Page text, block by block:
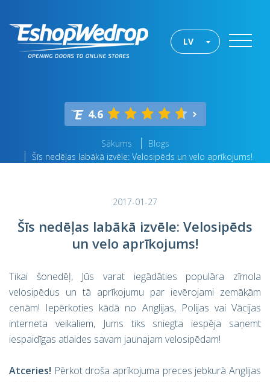
LV
4.6
Sākums
Blogs
Šīs nedēļas labākā izvēle: Velosipēds un velo aprīkojums!
2017-01-27
Šīs nedēļas labākā izvēle: Velosipēds
un velo aprīkojums!
Tikai šonedēļ, Jūs varat iegādāties populāra zīmola
velosipēdus un tā aprīkojumu par ievērojami zemākām
cenām! Iepērkoties kādā no Anglijas, Polijas vai Vācijas
interneta veikaliem, Jums tiks sniegta iespēja saņemt
iespaidīgas atlaides savam jaunajam velosipēdam!
Atceries! Pērkot droša aprīkojuma preces jebkurā Anglijas